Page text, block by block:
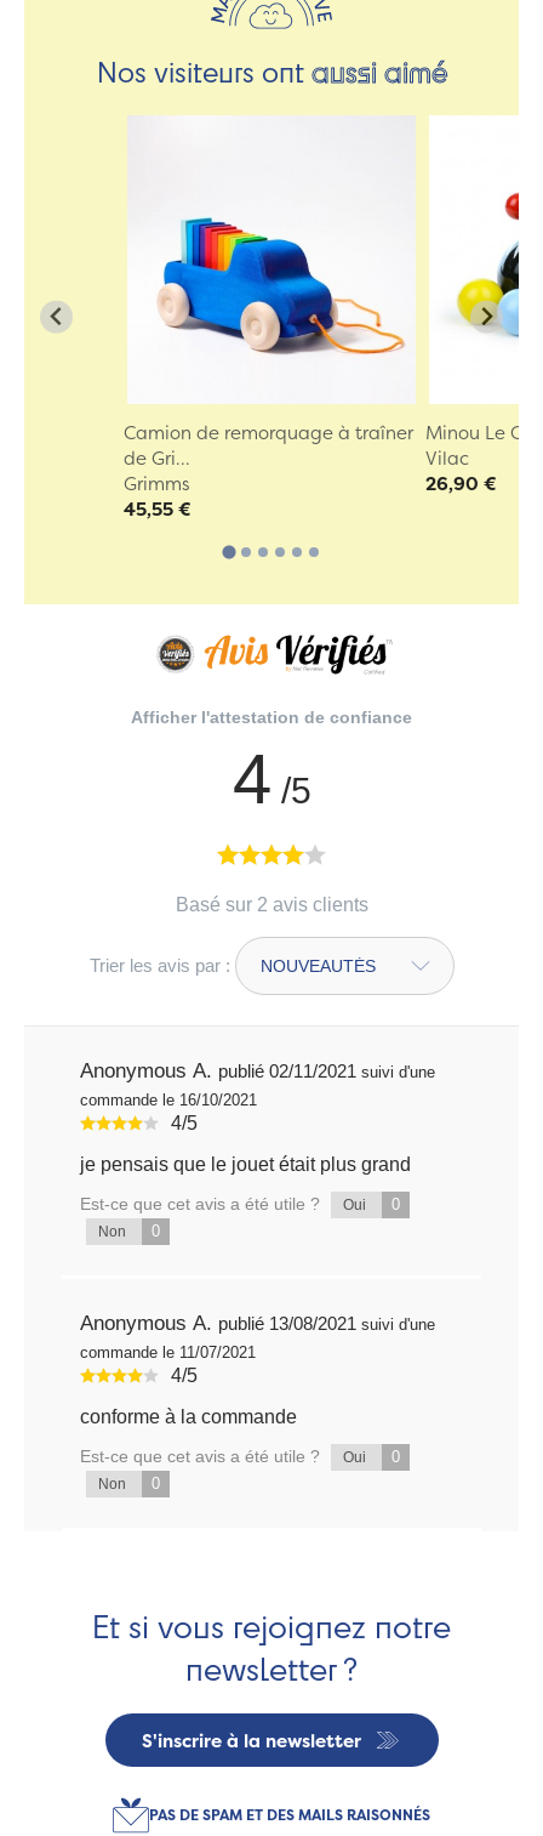
Nos visiteurs ontaussi aimé
Camion de remorquage à traîner
de Gri...
Grimms
45,55 €
Minou Le
Vilac
26,90 €
Afficher l'attestation de confiance
4 /5
Basé sur 2 avis clients
Trier les avis par :
Anonymous A. publié 02/11/2021 suivi d'une
commande le 16/10/2021
4/5
je pensais que le jouet était plus grand
Est-ce que cet avis a été utile ? Oui 0
Non 0
Anonymous A. publié 13/08/2021 suivi d'une
commande le 11/07/2021
4/5
conforme à la commande
Est-ce que cet avis a été utile ? Oui 0
Non 0
Et si vous rejoignez notre
newsletter ?
S'inscrire à la newsletter
PAS DE SPAM ET DES MAILS RAISONNÉS